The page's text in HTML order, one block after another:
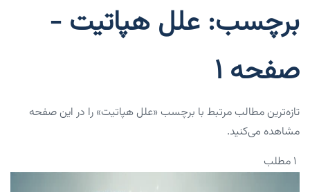
برچسب: علل هپاتیت -
صفحه 1
تازه‌ترین مطالب مرتبط با برچسب «علل هپاتیت» را در این صفحه
مشاهده می‌کنید.
۱ مطلب